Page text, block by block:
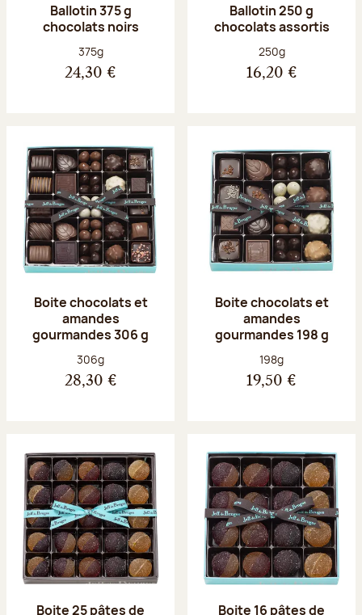
Ballotin 375 g
chocolats noirs
Poids net :
375g
24,30 €
Ballotin 250 g
chocolats assortis
Poids net :
250g
16,20 €
Boite chocolats et
amandes
gourmandes 306 g
Poids net :
306g
28,30 €
Boite chocolats et
amandes
gourmandes 198 g
Poids net :
198g
19,50 €
Boite 25 pâtes de Boite 16 pâtes de